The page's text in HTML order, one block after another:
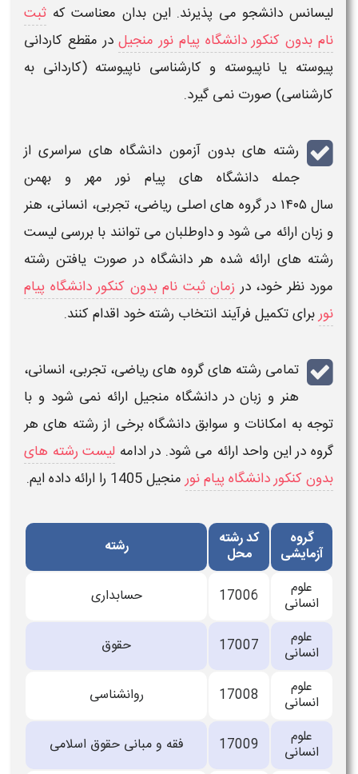
لیسانس دانشجو می پذیرند. این بدان معناست که ثبت
نام بدون کنکور دانشگاه پیام نور منجیلدر مقطع کاردانی
پیوسته یا ناپیوسته و کارشناسی ناپیوسته (کاردانی به
کارشناسی) صورت نمی گیرد.
رشته های بدون آزمون دانشگاه های سراسریاز
جمله دانشگاه های پیام نور مهر و بهمن
سال ۱۴۰۵
در گروه های اصلی ریاضی، تجربی، انسانی، هنر
و زبان ارائه می شود و داوطلبان می توانند با بررسی لیست
رشته های ارائه شده هردانشگاه در صورت یافتن رشته
مورد نظر خود، در زمان ثبت نام بدون کنکور دانشگاه پیام
نوربرای تکمیل فرآیند انتخاب رشتهخود اقدام کنند.
تمامی رشته هایگروه های ریاضی، تجربی، انسانی،
هنر و زبان دردانشگاه منجیل ارائه نمی شود و با
توجه به امکانات و سوابق دانشگاه برخی از رشته های هر
گروه در این واحد ارائه می شود. در ادامه لیست رشته های
بدون کنکور دانشگاه پیام نورمنجیل1405 را ارائه داده ایم.
گروه
آزمایشی
کد رشته
محل
رشته
علوم
انسانی 17006
حسابداری
علوم
انسانی 17007
حقوق
علوم
انسانی 17008
روانشناسی
علوم
انسانی 17009 فقه و مبانی حقوق اسلامی